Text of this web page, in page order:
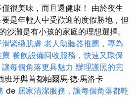
很美味，而且還健康！ 由於夜生
是年輕人中受歡迎的度假勝地，但
沙灘是有小孩的家庭的理想選擇。
緊緻肌膚 老人助聽器推薦，專為
薦 餐飲設備回收服務，快速又環保
每個角落更具魅力 辦理護照的完
班牙與首都帕爾馬·德·馬洛卡
de 居家清潔服務，讓每個角落都乾